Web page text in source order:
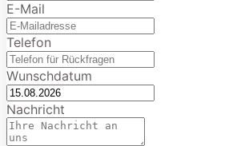
E-Mail
Telefon
Wunschdatum
Nachricht